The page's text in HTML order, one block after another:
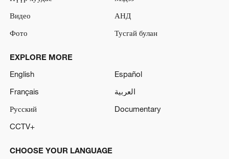
Видео
АНД
Фото
Тусгай булан
EXPLORE MORE
English
Español
Français
العربية
Русский
Documentary
CCTV+
CHOOSE YOUR LANGUAGE